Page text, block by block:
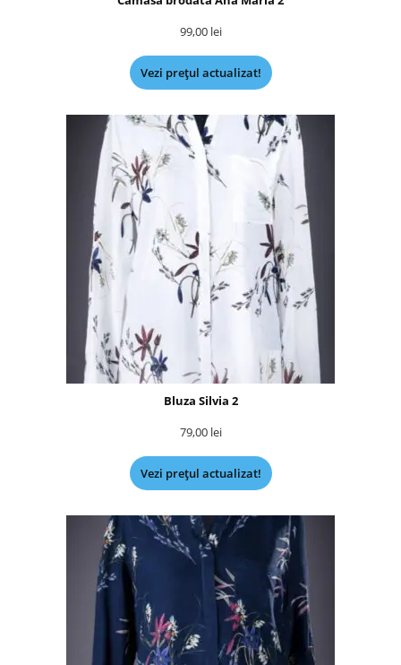
99,00 lei
Vezi prețul actualizat!
Bluza Silvia 2
79,00 lei
Vezi prețul actualizat!